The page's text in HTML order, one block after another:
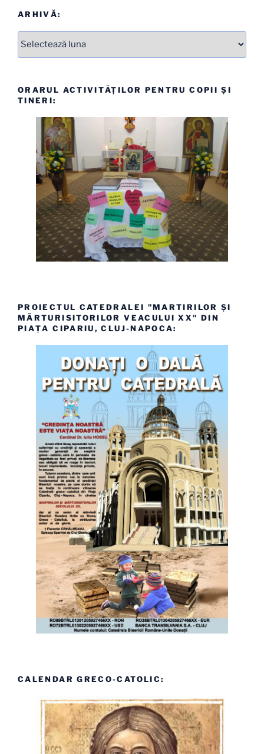
ARHIVĂ:
Arhive
ORARUL ACTIVITĂȚILOR PENTRU COPII ȘI
TINERI:
PROIECTUL CATEDRALEI "MARTIRILOR ȘI
MĂRTURISITORILOR VEACULUI XX" DIN
PIAȚA CIPARIU, CLUJ-NAPOCA:
CALENDAR GRECO-CATOLIC: